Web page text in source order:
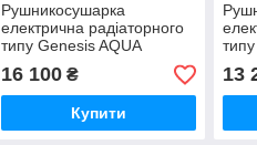
Рушникосушарка
електрична радіаторного
типу Genesis AQUA
800х530 Alpina з теном
для обігріву приміщень,
ліва, чорна, гарантія
16 100₴
Купити
13